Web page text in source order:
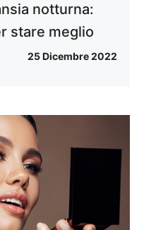
notturna:
stare meglio
25 Dicembre 2022